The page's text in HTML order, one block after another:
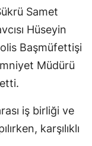
Samet
Hüseyin
Başmüfettişi
Müdürü
iş birliği ve
karşılıklı